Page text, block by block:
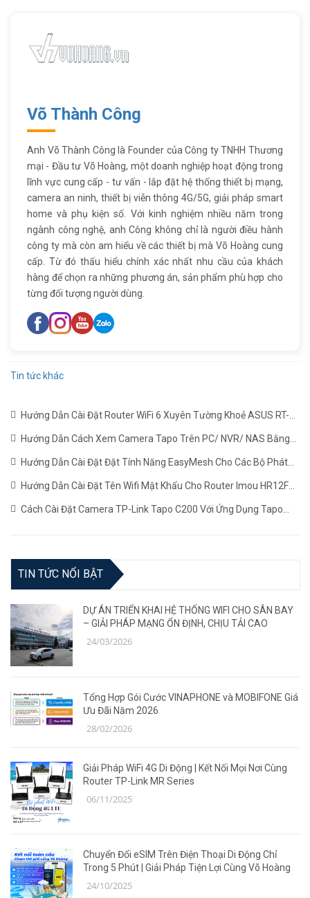
Võ Thành Công
Anh Võ Thành Công là Founder của Công ty TNHH Thương
mại - Đầu tư Võ Hoàng, một doanh nghiệp hoạt động trong
lĩnh vực cung cấp - tư vấn - lắp đặt hệ thống thiết bị mạng,
camera an ninh, thiết bị viễn thông 4G/5G, giải pháp smart
home và phụ kiện số. Với kinh nghiệm nhiều năm trong
ngành công nghệ, anh Công không chỉ là người điều hành
công ty mà còn am hiểu về các thiết bị mà Võ Hoàng cung
cấp. Từ đó thấu hiểu chính xác nhất nhu cầu của khách
hàng để chọn ra những phương án, sản phẩm phù hợp cho
từng đối tượng người dùng.
Tin tức khác
Hướng Dẫn Cài Đặt Router WiFi 6 Xuyên Tường Khoẻ ASUS RT-
AX1800HP Mới Nhất
Hướng Dẫn Cách Xem Camera Tapo Trên PC/ NVR/ NAS Bằng
Giao Thức RTSP
Hướng Dẫn Cài Đặt Đặt Tính Năng EasyMesh Cho Các Bộ Phát
WiFi TP-LINK
Hướng Dẫn Cài Đặt Tên Wifi Mật Khẩu Cho Router Imou HR12F
Cách Cài Đặt Camera TP-Link Tapo C200 Với Ứng Dụng Tapo
TIN TỨC NỔI BẬT
DỰ ÁN TRIỂN KHAI HỆ THỐNG WIFI CHO SÂN BAY
– GIẢI PHÁP MẠNG ỔN ĐỊNH, CHỊU TẢI CAO
24/03/2026
Tổng Hợp Gói Cước VINAPHONE và MOBIFONE Giá
Ưu Đãi Năm 2026
28/02/2026
Giải Pháp WiFi 4G Di Động | Kết Nối Mọi Nơi Cùng
Router TP-Link MR Series
06/11/2025
Chuyển Đổi eSIM Trên Điện Thoại Di Động Chỉ
Trong 5 Phút | Giải Pháp Tiện Lợi Cùng Võ Hoàng
24/10/2025